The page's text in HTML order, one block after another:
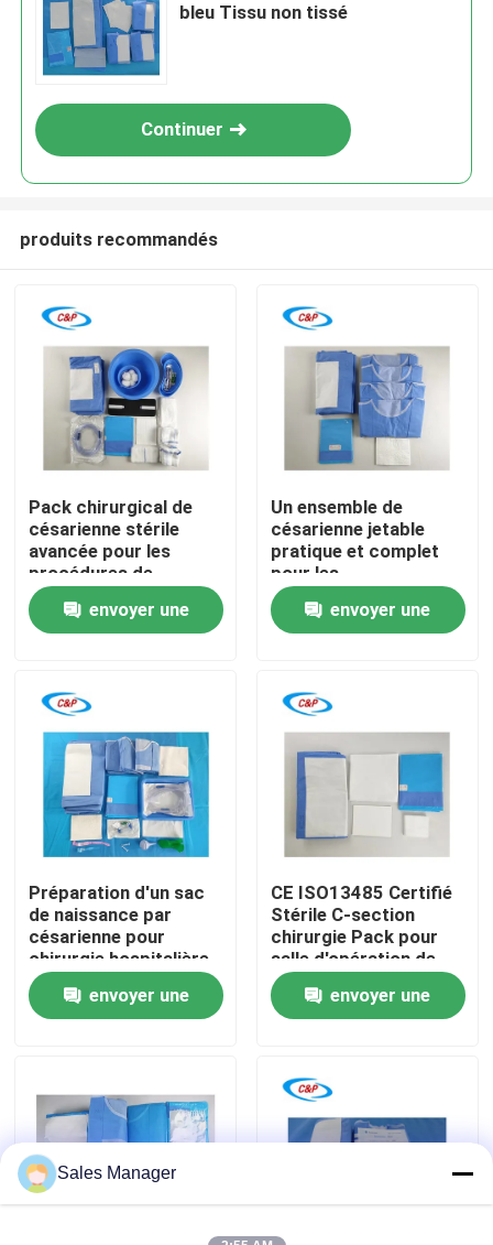
À la maison
Vidéos
Le spectacle VR
À propos de nous
Visite de l'usine
Contrôle de la qualité
Nous contacter
Nouvelles
bleu Tissu non tissé
Continuer
produits recommandés
Pack chirurgical de
césarienne stérile
avancée pour les
procédures de
césarienne
envoyer une
Un ensemble de
césarienne jetable
pratique et complet
pour les
professionnels de la
santé envoyer une
Préparation d'un sac
de naissance par
césarienne pour
chirurgie hospitalière
envoyer une
CE ISO13485 Certifié
Stérile C-section
chirurgie Pack pour
salle d'opération de
l'hôpital
envoyer une
Sales Manager